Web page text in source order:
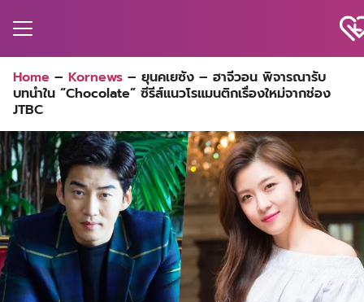
for:
Home – Kornews – ยุนคเยซัง – ฮาจีวอน พิจารณารับ
บทนำใน “Chocolate” ซีรีส์แนวโรแมนติกเรื่องใหม่จากช่อง
JTBC